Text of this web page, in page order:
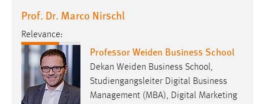
Prof. Dr. Marco Nirschl
Relevance:
Professor Weiden Business School
Dekan Weiden Business School,
Studiengangsleiter Digital Business
Management (MBA), Digital Marketing